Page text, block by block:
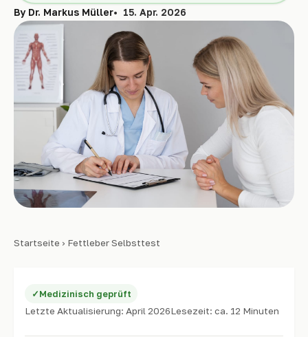
By Dr. Markus Müller 15. Apr. 2026
Startseite › Fettleber Selbsttest
Medizinisch geprüft
Letzte Aktualisierung: April 2026Lesezeit: ca. 12 Minuten